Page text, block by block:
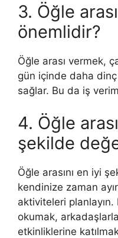
3. Öğle
önemlidir?
Öğle arası vermek,
gün içinde daha dinç
sağlar. Bu da iş
4. Öğle
şekilde
Öğle arasını en iyi
kendinize zaman
aktiviteleri
okumak,
etkinliklerine